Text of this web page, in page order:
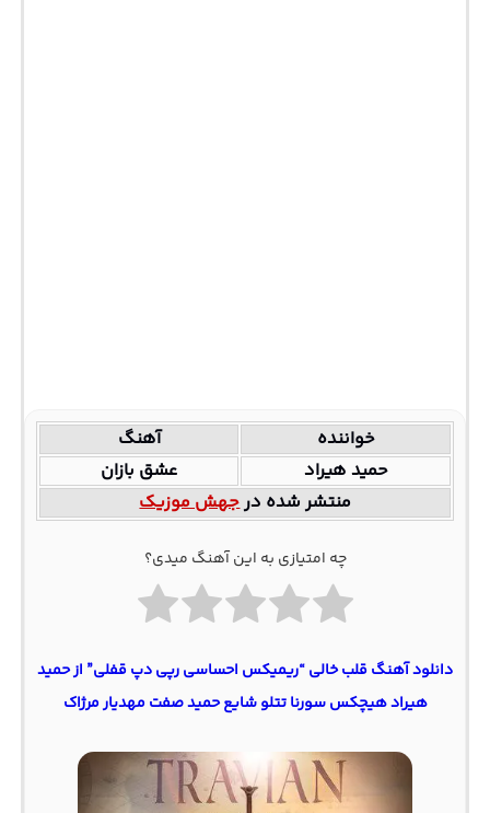
خواننده
آهنگ
حمید هیراد
عشق بازان
منتشر شده درجهش موزیک
چه امتیازی به این آهنگ میدی؟
دانلود آهنگ قلب خالی “ریمیکس احساسی رپی دپ قفلی” از حمید
هیراد هیچکس سورنا تتلو شایع حمید صفت مهدیار مرژاک